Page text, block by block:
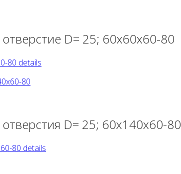
D= 25; 60х60х60-80
80 details
D= 25; 60х140х60-80
80 details